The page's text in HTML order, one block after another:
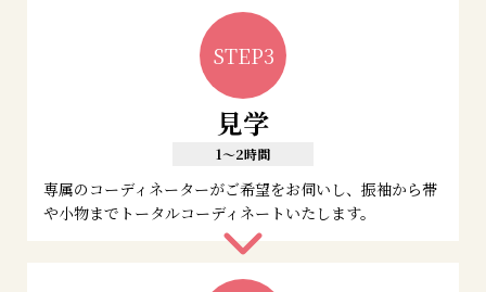
STEP3
見学
1～2時間
専属のコーディネーターがご希望をお伺いし、振袖から帯
や小物までトータルコーディネートいたします。